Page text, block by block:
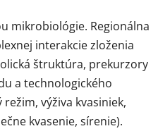
mikrobiológie. Regionálna
interakcie zloženia
štruktúra, prekurzory
a technologického
výživa kvasiniek,
kvasenie, sírenie).